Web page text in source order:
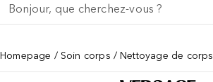
Homepage Soin corps Nettoyage de corps